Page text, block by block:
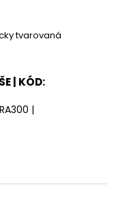
tvarovaná
| KÓD:
|